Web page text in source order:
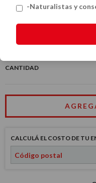
CANTIDAD
CALCULÁ EL COSTO DE TU
-Naturalistas y